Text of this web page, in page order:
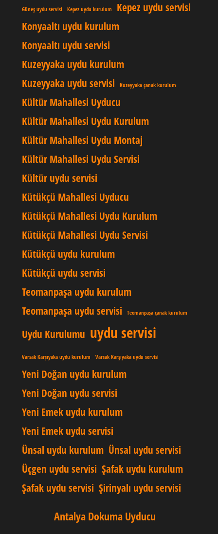
Güneş uydu servisi Kepez uydu kurulum
Kepez uydu servisi
Konyaaltı uydu kurulum
Konyaaltı uydu servisi
Kuzeyyaka uydu kurulum
Kuzeyyaka uydu servisi
Kuzeyyaka çanak kurulum
Kültür Mahallesi Uyducu
Kültür Mahallesi Uydu Kurulum
Kültür Mahallesi Uydu Montaj
Kültür Mahallesi Uydu Servisi
Kültür uydu servisi
Kütükçü Mahallesi Uyducu
Kütükçü Mahallesi Uydu Kurulum
Kütükçü Mahallesi Uydu Servisi
Kütükçü uydu kurulum
Kütükçü uydu servisi
Teomanpaşa uydu kurulum
Teomanpaşa uydu servisi
Teomanpaşa çanak kurulum
Uydu Kurulumu uydu servisi
Varsak Karşıyaka uydu kurulum Varsak Karşıyaka uydu servisi
Yeni Doğan uydu kurulum
Yeni Doğan uydu servisi
Yeni Emek uydu kurulum
Yeni Emek uydu servisi
Ünsal uydu kurulum Ünsal uydu servisi
Üçgen uydu servisi Şafak uydu kurulum
Şafak uydu servisi Şirinyalı uydu servisi
Antalya Dokuma Uyducu